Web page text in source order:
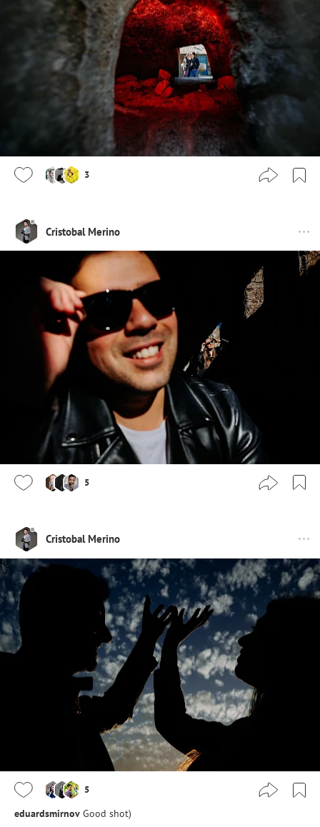
3
Cristobal Merino
5
Cristobal Merino
5
eduardsmirnov Good shot)